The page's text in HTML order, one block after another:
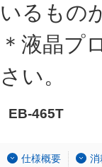
いるもの
＊液晶プ
さい。
EB-465T
仕様概要 消